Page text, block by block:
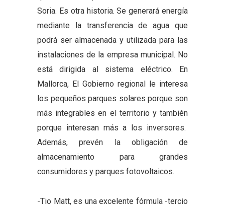
Soria. Es otra historia. Se generará energía
mediante la transferencia de agua que
podrá ser almacenada y utilizada para las
instalaciones de la empresa municipal. No
está dirigida al sistema eléctrico. En
Mallorca, El Gobierno regional le interesa
los pequeños parques solares porque son
más integrables en el territorio y también
porque interesan más a los inversores.
Además, prevén la obligación de
almacenamiento para grandes
consumidores y parques fotovoltaicos.
-Tio Matt, es una excelente fórmula -tercio